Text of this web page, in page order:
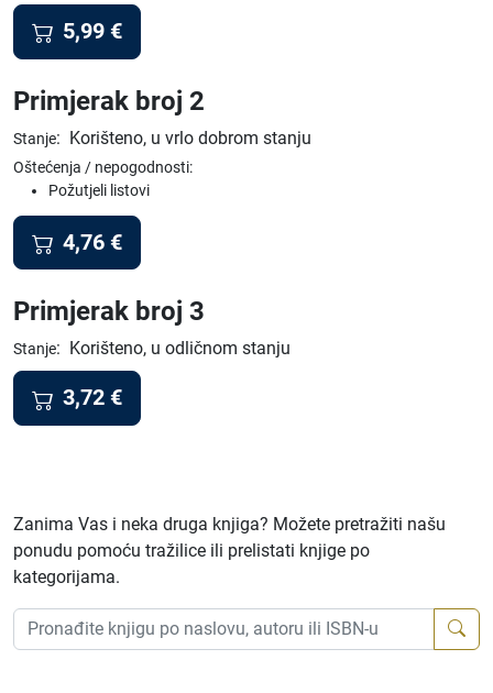
5,99 €
Primjerak broj 2
Stanje: Korišteno, u vrlo dobrom stanju
Oštećenja / nepogodnosti:
Požutjeli listovi
4,76 €
Primjerak broj 3
Stanje: Korišteno, u odličnom stanju
3,72 €
Zanima Vas i neka druga knjiga? Možete pretražiti našu
ponudu pomoću tražilice ili prelistati knjige po
kategorijama.